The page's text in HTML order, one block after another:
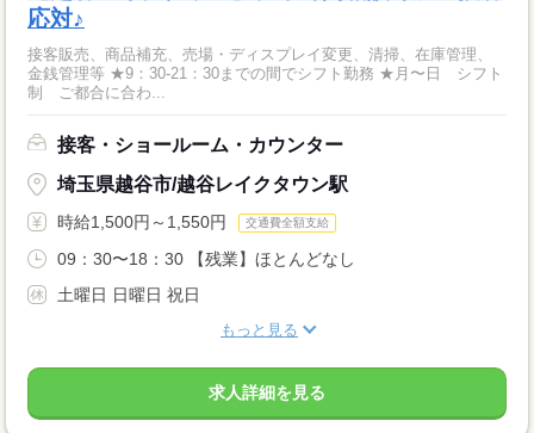
応対♪
接客販売、商品補充、売場・ディスプレイ変更、清掃、在庫管理、
金銭管理等 ★9：30-21：30までの間でシフト勤務 ★月〜日 シフト
制 ご都合に合わ...
接客・ショールーム・カウンター
埼玉県越谷市/越谷レイクタウン駅
時給1,500円～1,550円 交通費全額支給
09：30〜18：30 【残業】ほとんどなし
土曜日 日曜日 祝日
もっと見る
求人詳細を見る